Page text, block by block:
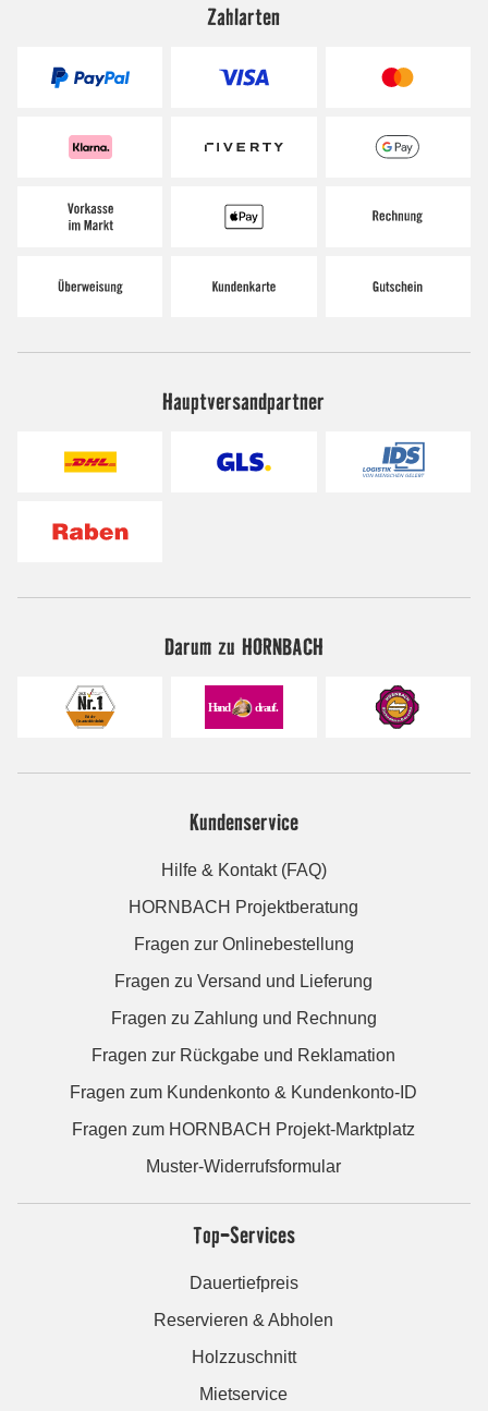
Zahlarten
Hauptversandpartner
Darum zu HORNBACH
Kundenservice
Hilfe & Kontakt (FAQ)
HORNBACH Projektberatung
Fragen zur Onlinebestellung
Fragen zu Versand und Lieferung
Fragen zu Zahlung und Rechnung
Fragen zur Rückgabe und Reklamation
Fragen zum Kundenkonto & Kundenkonto-ID
Fragen zum HORNBACH Projekt-Marktplatz
Muster-Widerrufsformular
Top-Services
Dauertiefpreis
Reservieren & Abholen
Holzzuschnitt
Mietservice